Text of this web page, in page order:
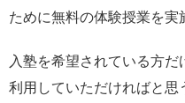
ために無料の体験授業を実
入塾を希望されている方
利用していただければと思